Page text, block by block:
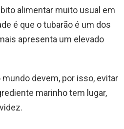
alimentar muito usual em
é que o tubarão é um dos
apresenta um elevado
devem, por isso, evitar
marinho tem lugar,